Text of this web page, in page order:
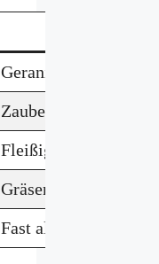
Geranien, Lavendel,
Zauberglöckchen,
Fleißiges Lieschen,
Gräser, Geranien,
Fast alle